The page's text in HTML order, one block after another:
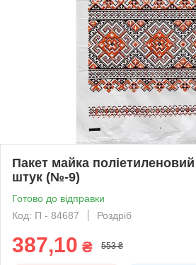
Пакет майка
штук (№-9)
Готово до відправки
Код: П - 84687
Роздріб
387,10 ₴ 553 ₴